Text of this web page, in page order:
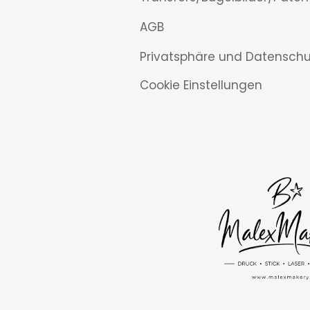
AGB
Privatsphäre und
Cookie Einstellungen